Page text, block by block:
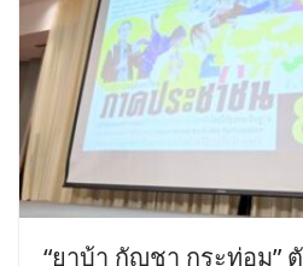
“ยาบ้า กัญชา กระท่อม”